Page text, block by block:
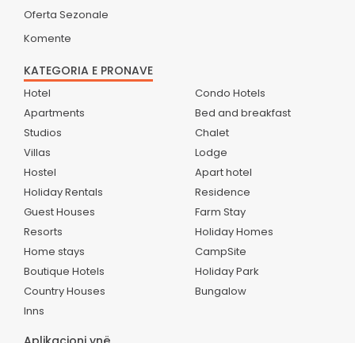
Oferta Sezonale
Komente
KATEGORIA E PRONAVE
Hotel
Apartments
Studios
Villas
Hostel
Holiday Rentals
Guest Houses
Resorts
Home stays
Boutique Hotels
Country Houses
Inns
Condo Hotels
Bed and breakfast
Chalet
Lodge
Apart hotel
Residence
Farm Stay
Holiday Homes
CampSite
Holiday Park
Bungalow